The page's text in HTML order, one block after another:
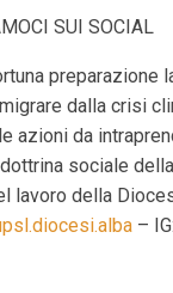
SUI SOCIAL
preparazione
dalla crisi
azioni da
sociale
lavoro della
–